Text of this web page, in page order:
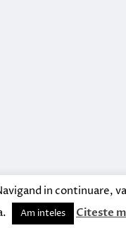
in continuare,
Am inteles Citeste